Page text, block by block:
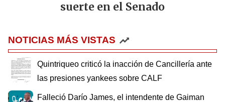
suerte en el Senado
NOTICIAS MÁS VISTAS
Quintriqueo criticó la inacción de Cancillería ante
las presiones yankees sobre CALF
Falleció Darío James, el intendente de Gaiman